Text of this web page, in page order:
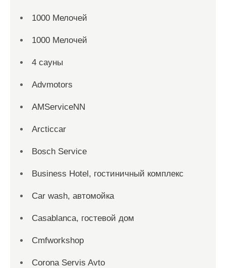
1000 Мелочей
1000 Мелочей
4 сауны
Advmotors
AMServiceNN
Arcticcar
Bosch Service
Business Hotel, гостиничный комплекс
Car wash, автомойка
Casablanca, гостевой дом
Cmfworkshop
Corona Servis Avto